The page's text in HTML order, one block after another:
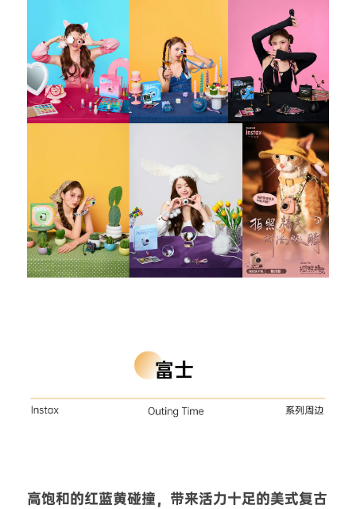
高饱和的红蓝黄碰撞，带来活力十足的美式复古